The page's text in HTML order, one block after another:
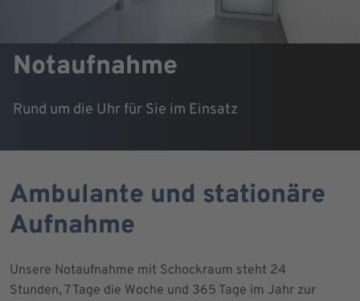
Notaufnahme
Rund um die Uhr für Sie im Einsatz
Ambulante und stationäre
Aufnahme
Unsere Notaufnahme mit Schockraum steht 24
Stunden, 7 Tage die Woche und 365 Tage im Jahr zur